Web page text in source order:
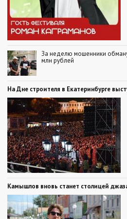
За неделю мошенники
млн рублей
На Дне строителя в Екатеринбурге
Камышлов вновь станет столицей